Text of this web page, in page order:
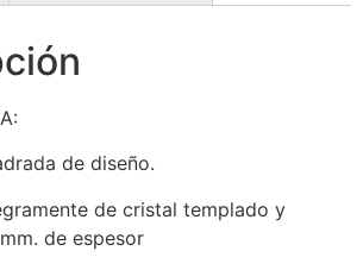
de diseño.
de cristal templado y
de espesor